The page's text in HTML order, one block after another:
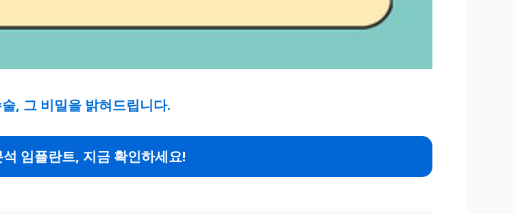
, 그 비밀을 밝혀드립니다.
임플란트, 지금 확인하세요!